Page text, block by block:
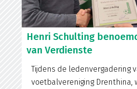
Henri Schulting
van Verdienste
Tijdens de ledenvergadering
voetbalvereniging Drenthina,